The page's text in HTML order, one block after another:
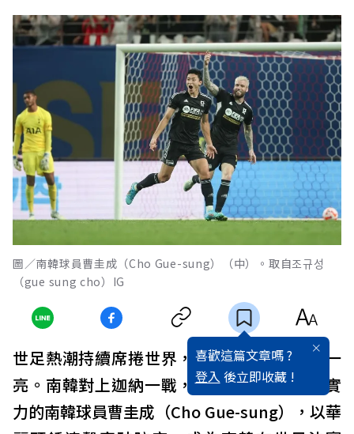
圖／南韓球員曹圭成（Cho Gue-sung）（中）。取自조규성
（gue sung cho）IG
喜歡這篇文章嗎 ?
登入 後立即收藏 !
世足熱潮持續席捲世界，後起新秀讓人眼睛一
亮。南韓對上迦納一戰，顏值堪比韓星又有實
力的南韓球員曹圭成（Cho Gue-sung），以華